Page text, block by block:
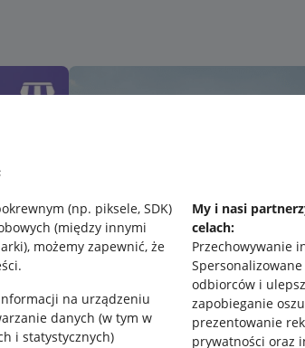
(np. piksele, SDK)
(między innymi
, możemy zapewnić, że
na urządzeniu
danych (w tym w
i statystycznych)
My i nasi
celach:
Przechowywanie
odbiorców i
zapobieganie
prezentowanie
prywatności oraz